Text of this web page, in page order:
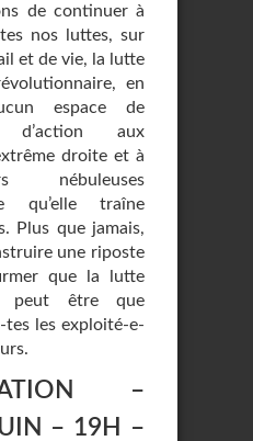
de continuer à
nos luttes, sur
et de vie, la lutte
en
espace de
aux
droite et à
nébuleuses
qu’elle traîne
Plus que jamais,
une riposte
que la lutte
peut être que
les exploité-e-
–
– 19H –